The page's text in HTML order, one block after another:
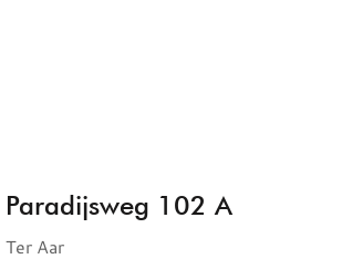
Ter Aar
Paradijsweg 102 A